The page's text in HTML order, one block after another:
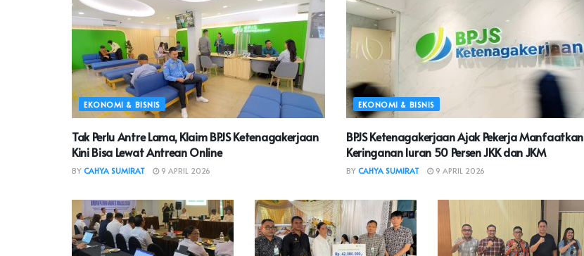
EKONOMI & BISNIS
Tak Perlu Antre Lama, Klaim BPJS Ketenagakerjaan
Kini Bisa Lewat Antrean Online
BY CAHYA SUMIRAT 9 APRIL 2026
EKONOMI & BISNIS
BPJS Ketenagakerjaan Ajak Pekerja Manfaatkan
Keringanan Iuran 50 Persen JKK dan JKM
BY CAHYA SUMIRAT 9 APRIL 2026